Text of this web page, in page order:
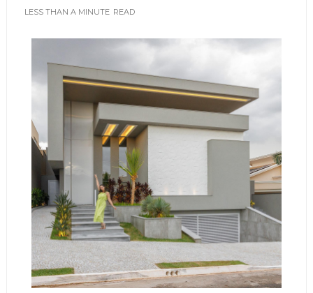
LESS THAN A MINUTE READ